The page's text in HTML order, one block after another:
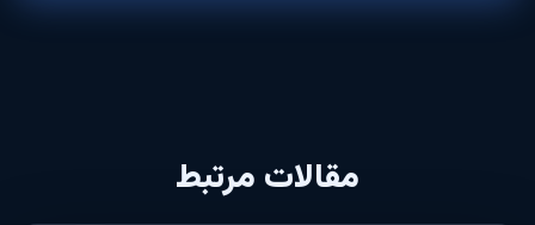
مقالات مرتبط